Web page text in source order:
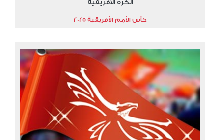
الكرة الأفريقية
كأس الأمم الأفريقية 2025